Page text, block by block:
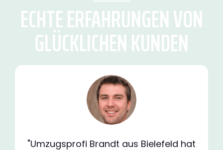
ECHTE ERFAHRUNGEN VON
GLÜCKLICHEN KUNDEN
"Umzugsprofi Brandt aus Bielefeld hat